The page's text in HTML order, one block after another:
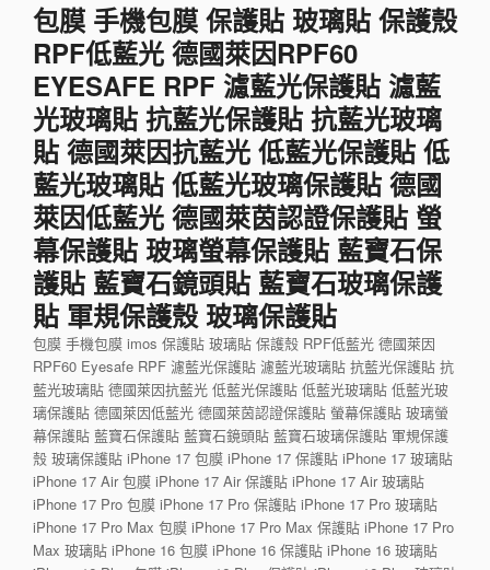
包膜 手機包膜 保護貼 玻璃貼 保護殼
RPF低藍光 德國萊因RPF60
EYESAFE RPF 濾藍光保護貼 濾藍
光玻璃貼 抗藍光保護貼 抗藍光玻璃
貼 德國萊因抗藍光 低藍光保護貼 低
藍光玻璃貼 低藍光玻璃保護貼 德國
萊因低藍光 德國萊茵認證保護貼 螢
幕保護貼 玻璃螢幕保護貼 藍寶石保
護貼 藍寶石鏡頭貼 藍寶石玻璃保護
貼 軍規保護殼 玻璃保護貼
包膜 手機包膜 imos 保護貼 玻璃貼 保護殼 RPF低藍光 德國萊因
RPF60 Eyesafe RPF 濾藍光保護貼 濾藍光玻璃貼 抗藍光保護貼 抗
藍光玻璃貼 德國萊因抗藍光 低藍光保護貼 低藍光玻璃貼 低藍光玻
璃保護貼 德國萊因低藍光 德國萊茵認證保護貼 螢幕保護貼 玻璃螢
幕保護貼 藍寶石保護貼 藍寶石鏡頭貼 藍寶石玻璃保護貼 軍規保護
殼 玻璃保護貼 iPhone 17 包膜 iPhone 17 保護貼 iPhone 17 玻璃貼
iPhone 17 Air 包膜 iPhone 17 Air 保護貼 iPhone 17 Air 玻璃貼
iPhone 17 Pro 包膜 iPhone 17 Pro 保護貼 iPhone 17 Pro 玻璃貼
iPhone 17 Pro Max 包膜 iPhone 17 Pro Max 保護貼 iPhone 17 Pro
Max 玻璃貼 iPhone 16 包膜 iPhone 16 保護貼 iPhone 16 玻璃貼